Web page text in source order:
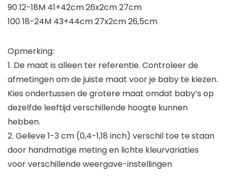
90 12-18M 41+42cm 26x2cm 27cm
100 18-24M 43+44cm 27x2cm 26,5cm
Opmerking:
1. De maat is alleen ter referentie. Controleer de
afmetingen om de juiste maat voor je baby te kiezen.
Kies ondertussen de grotere maat omdat baby’s op
dezelfde leeftijd verschillende hoogte kunnen
hebben.
2. Gelieve 1-3 cm (0,4-1,18 inch) verschil toe te staan
door handmatige meting en lichte kleurvariaties
voor verschillende weergave-instellingen